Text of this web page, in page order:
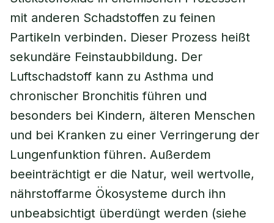
mit anderen Schadstoffen zu feinen
Partikeln verbinden. Dieser Prozess heißt
sekundäre Feinstaubbildung. Der
Luftschadstoff kann zu Asthma und
chronischer Bronchitis führen und
besonders bei Kindern, älteren Menschen
und bei Kranken zu einer Verringerung der
Lungenfunktion führen. Außerdem
beeinträchtigt er die Natur, weil wertvolle,
nährstoffarme Ökosysteme durch ihn
unbeabsichtigt überdüngt werden (siehe